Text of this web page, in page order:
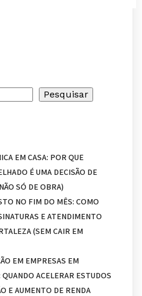
Pesquisar
EM CASA: POR QUE
É UMA DECISÃO DE
SÓ DE OBRA)
NO FIM DO MÊS: COMO
E ATENDIMENTO
(SEM CAIR EM
EM EMPRESAS EM
ACELERAR ESTUDOS
E AUMENTO DE RENDA